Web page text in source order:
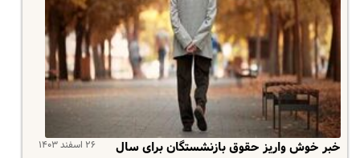
۲۶ اسفند ۱۴۰۳
خبر خوش واریز حقوق بازنشستگان برای سال